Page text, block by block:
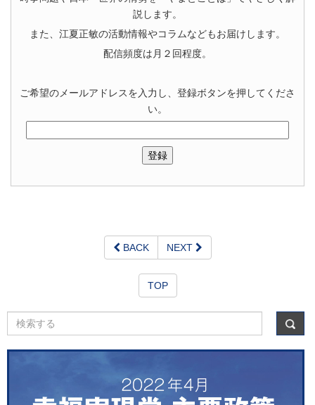
説します。
また、江夏正敏の活動情報やコラムなどもお届けします。
配信頻度は月２回程度。
ご希望のメールアドレスを入力し、登録ボタンを押してくださ
い。
BACK NEXT
TOP